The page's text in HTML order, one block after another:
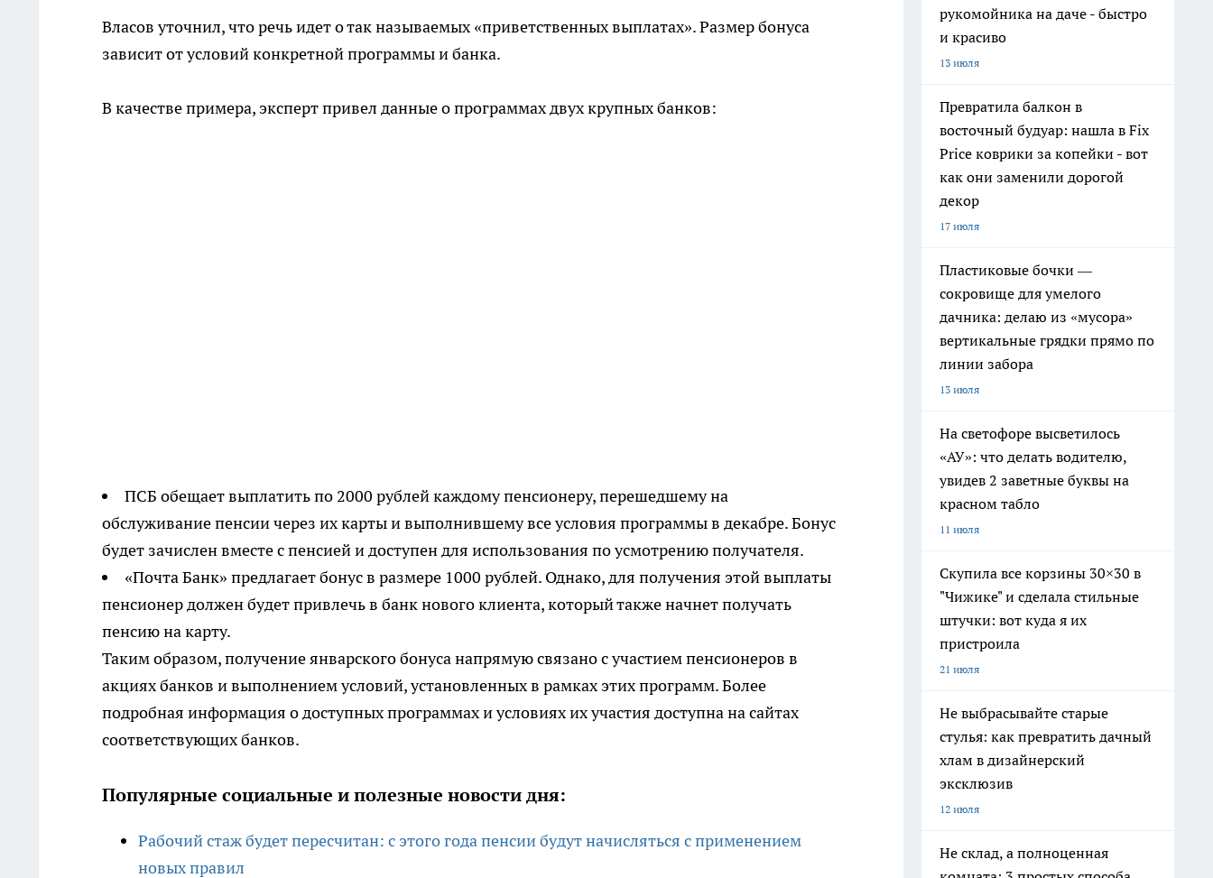
Власов уточнил, что речь идет о так называемых «приветственных выплатах». Размер бонуса
зависит от условий конкретной программы и банка.
В качестве примера, эксперт привел данные о программах двух крупных банков:
ПСБ обещает выплатить по 2000 рублей каждому пенсионеру, перешедшему на
обслуживание пенсии через их карты и выполнившему все условия программы в декабре. Бонус
будет зачислен вместе с пенсией и доступен для использования по усмотрению получателя.
«Почта Банк» предлагает бонус в размере 1000 рублей. Однако, для получения этой выплаты
пенсионер должен будет привлечь в банк нового клиента, который также начнет получать
пенсию на карту.
Таким образом, получение январского бонуса напрямую связано с участием пенсионеров в
акциях банков и выполнением условий, установленных в рамках этих программ. Более
подробная информация о доступных программах и условиях их участия доступна на сайтах
соответствующих банков.
Популярные социальные и полезные новости дня:
Рабочий стаж будет пересчитан: с этого года пенсии будут начисляться с применением
новых правил
рукомойника на даче - быстро
и красиво
13 июля
Превратила балкон в
восточный будуар: нашла в Fix
Price коврики за копейки - вот
как они заменили дорогой
декор
17 июля
Пластиковые бочки —
сокровище для умелого
дачника: делаю из «мусора»
вертикальные грядки прямо по
линии забора
13 июля
На светофоре высветилось
«АУ»: что делать водителю,
увидев 2 заветные буквы на
красном табло
11 июля
Скупила все корзины 30×30 в
"Чижике" и сделала стильные
штучки: вот куда я их
пристроила
21 июля
Не выбрасывайте старые
стулья: как превратить дачный
хлам в дизайнерский
эксклюзив
12 июля
Не склад, а полноценная